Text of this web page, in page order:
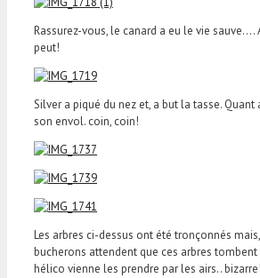
Rassurez-vous, le canard a eu le vie sauve….
peut!
Silver a piqué du nez et, a but la tasse. Quant
son envol. coin, coin!
Les arbres ci-dessus ont été tronçonnés
bucherons attendent que ces arbres tombent
hélico vienne les prendre par les airs.. bizarre!